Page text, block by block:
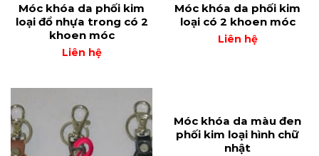
Móc khóa da phối kim
loại đổ nhựa trong có 2
khoen móc
Liên hệ
Móc khóa da phối kim
loại có 2 khoen móc
Liên hệ
Móc khóa da màu đen
phối kim loại hình chữ
nhật